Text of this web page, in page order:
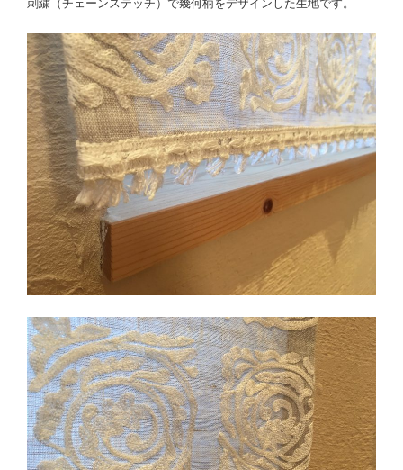
刺繍（チェーンステッチ）で幾何柄をデザインした生地です。